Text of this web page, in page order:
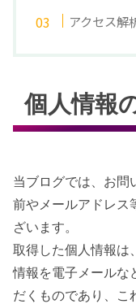
アクセス解
個人情報
当ブログでは、お問
前やメールアドレス
ざいます。
取得した個人情報は
情報を電子メールな
だくものであり、こ